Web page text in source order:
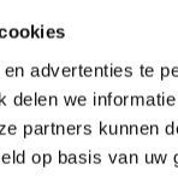
advertenties te
delen we
partners kunnen
op basis van uw
een
past,
(cgt),